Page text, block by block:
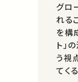
グロ
れる
を構
ト」
う視
てく